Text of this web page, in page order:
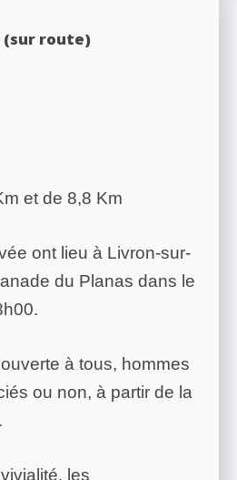
(sur route)
et de 8,8 Km
ont lieu à Livron-sur-
du Planas dans le
à tous, hommes
ou non, à partir de la
les